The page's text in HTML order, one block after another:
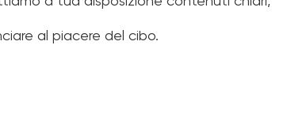
al piacere del cibo.